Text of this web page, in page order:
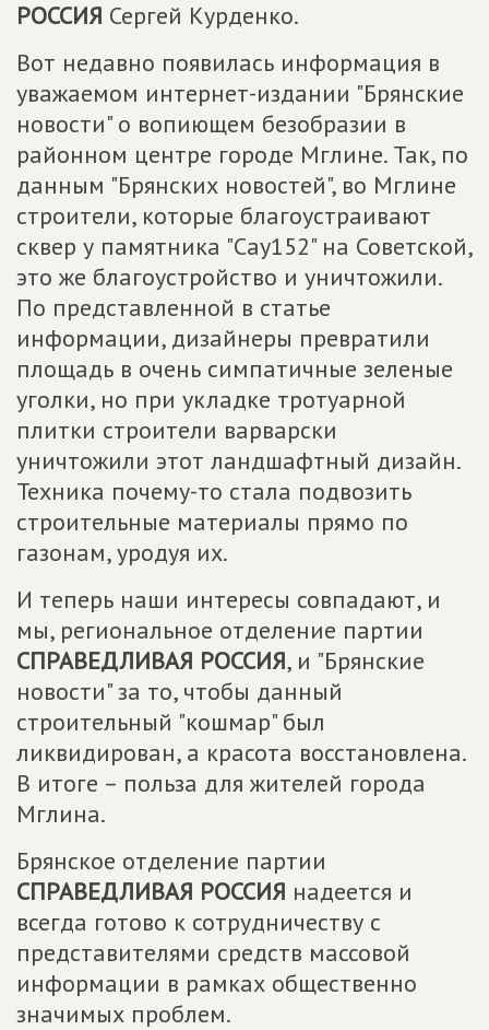
РОССИЯ Сергей Курденко.
Вот недавно появилась информация в
уважаемом интернет-издании "Брянские
новости" о вопиющем безобразии в
районном центре городе Мглине. Так, по
данным "Брянских новостей", во Мглине
строители, которые благоустраивают
сквер у памятника "Сау152" на Советской,
это же благоустройство и уничтожили.
По представленной в статье
информации, дизайнеры превратили
площадь в очень симпатичные зеленые
уголки, но при укладке тротуарной
плитки строители варварски
уничтожили этот ландшафтный дизайн.
Техника почему-то стала подвозить
строительные материалы прямо по
газонам, уродуя их.
И теперь наши интересы совпадают, и
мы, региональное отделение партии
СПРАВЕДЛИВАЯ РОССИЯ, и "Брянские
новости" за то, чтобы данный
строительный "кошмар" был
ликвидирован, а красота восстановлена.
В итоге – польза для жителей города
Мглина.
Брянское отделение партии
СПРАВЕДЛИВАЯ РОССИЯ надеется и
всегда готово к сотрудничеству с
представителями средств массовой
информации в рамках общественно
значимых проблем.